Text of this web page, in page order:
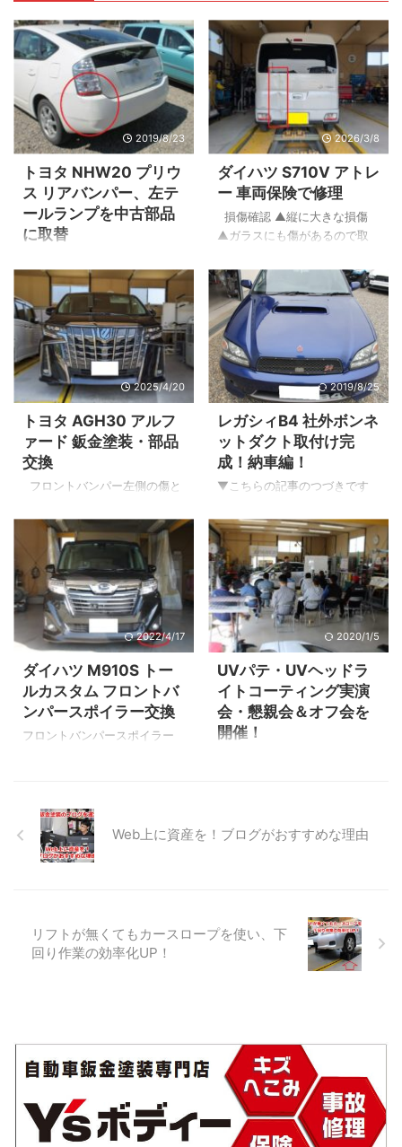
2019/8/23
トヨタ NHW20 プリウ
ス リアバンパー、左テ
ールランプを中古部品
に取替
リヤバンパーと左テールラン
プが割れていたため中古部品
に取替させていただきまし
た。 結果、新品取替よりも約
￥38,000安くなりました。 そ
れではビフォー・アフターを
見ていきましょう！ 部品を取
▲バンパーをバチッと止める
プラスチック製のRrバンパー
サイドリテーナーが破損して
いたため、こちらは新品部品
左フロントタイヤのパンク修
理 ▲気づいたら空気が抜けて
いたということで出張でお車
の保管場所までうかがい、ス
ペ ...
2026/3/8
ダイハツ S710V アトレ
ー 車両保険で修理
損傷確認 ▲縦に大きな損傷
▲ガラスにも傷があるので取
けた画像です。 ドアも大きく
変形しています。 ▲バンパー
です。 ▲バンパーを取り外し
て内部の確認。 バックパネル
という骨格部位にも損傷あ
り。 ▲上から見た画像です。
▲こちらは右側の正常部分。
修理中 ▲板金修理を行いま
す。 ▲バックパネルは取替
え。 ▲バックパネルを取り外
しました。 & ...
2025/4/20
トヨタ AGH30 アルフ
ァード 鈑金塗装・部品
交換
フロントバンパー左側の傷と
確認 ▲画像でわかりにくいで
すが、バンパー左下にもすり
傷。 ▲フェンダーとバンパー
にかけてヘコミと傷。 バンパ
ーとフェンダーは修理塗装を
していきます。 サイドモール
の傷 ▲左下リアタイヤ前側。
▲右下リアタイヤ前側。 こち
らのプロテクターモールは樹
脂パーツです。 新品部品にボ
ディー色が塗装された状態で
の部品供給となるため部品交
2019/8/25
レガシィB4 社外ボンネ
ットダクト取付け完
成！納車編！
▼こちらの記事のつづきです
で ▲塗装が仕上がりましたの
で取付けさせていただくため
Y'sボディー研究室に入庫で
す。 レガシィB4トミーカイラ
▲ちなみに以前はこのような
案件でお預かりしました。 ▲
さて！こちらが純正のボンネ
ットダクトです。 ▲こちらを
取外して塗装した社外ダクト
を取付していきます。 ▲ボン
ネットを開けます。 エンジン
の熱の伝達をおさえるインシ
新品へ取替です。 ▲ ...
2022/4/17
ダイハツ M910S トー
ルカスタム フロントバ
ンパースポイラー交換
フロントバンパースポイラー
パー取外し ▲スポイラーを交
換するにはバンパーを外す必
要があります。 新品フロント
番号：76081-B1010-C1 当時
価格：￥10,400-（税抜）
2020/1/5
UVパテ・UVヘッドラ
イトコーティング実演
会・懇親会＆オフ会を
開催！
した。 県内外から集まった人
が、講習をやってみると、こ
の位の人数がちょうど良かっ
たと実感しました。 とにかく
イトコーティングの実践⇒懇親
会の流れです。 それではその
時の様子を見てい ...
Web上に資産を！ブログがおすすめな理由
リフトが無くてもカースロープを使い、下
回り作業の効率化UP！